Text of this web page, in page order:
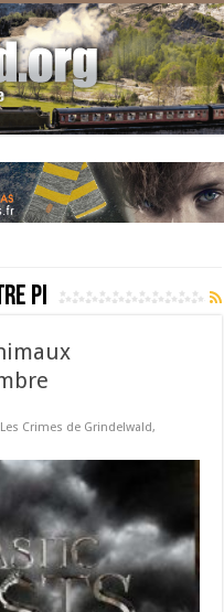
PI
Les Crimes de Grindelwald,